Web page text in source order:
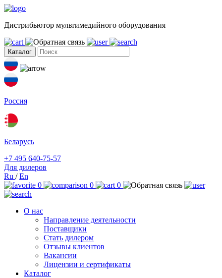
Дистрибьютор мультимедийного оборудования
Каталог
Россия
Беларусь
+7 495 640-75-57
Для дилеров
Ru /En
0
0 0
О нас
Направление деятельности
Поставщики
Стать дилером
Отзывы клиентов
Вакансии
Лицензии и сертификаты
Каталог